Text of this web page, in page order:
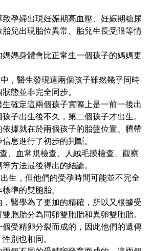
孕婦出現妊娠期高血壓、妊娠期糖尿
兒出現胎位異常、胎兒生長受限等情
媽身體會比正常生一個孩子的媽媽更
，醫生發現這兩個孩子雖然幾乎同時
態並非完全同步。
確定這兩個孩子實際上是一前一後出
子出生後不久，第二個孩子才出生。
據就在於兩個孩子的胎盤位置、臍帶
息進行了初步的判斷。
、血常規檢查、人絨毛膜檢查、觀察
方法最後得出的結論。
生，但他們的受孕時間可能並不完全
準的雙胞胎。
醫學為了更加的精確，所以又根據受
胞胎分為同卵雙胞胎和異卵雙胞胎。
受精卵分裂而成的，因此他們的遺傳
別也相同。